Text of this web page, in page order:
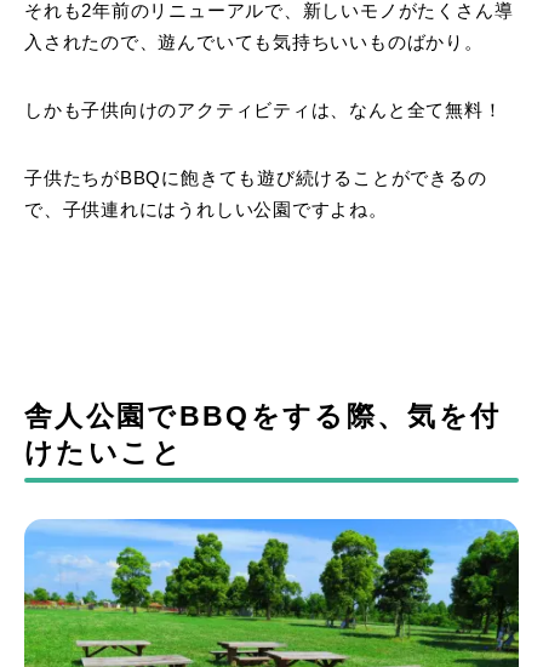
それも2年前のリニューアルで、新しいモノがたくさん導
入されたので、遊んでいても気持ちいいものばかり。
しかも子供向けのアクティビティは、なんと全て無料！
子供たちがBBQに飽きても遊び続けることができるの
で、子供連れにはうれしい公園ですよね。
舎人公園でBBQをする際、気を付
けたいこと